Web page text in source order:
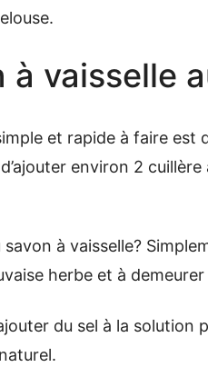
à vaisselle
et rapide à faire est
environ 2 cuillère
à vaisselle?
herbe et à
du sel à la solution